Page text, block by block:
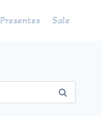
Presentes Sale